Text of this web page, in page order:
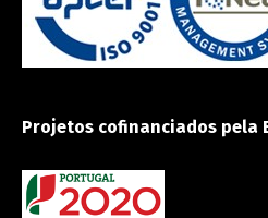
Projetos cofinanciados pela